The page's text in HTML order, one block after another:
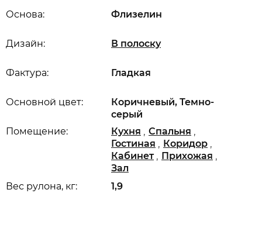
Вес рулона, кг: 1,9
Основной цвет:
Коричневый, Темно-
серый
Дизайн: В полоску
Основа: Флизелин
Помещение: Кухня , Спальня ,
Гостиная , Коридор ,
Кабинет , Прихожая ,
Зал
Фактура: Гладкая